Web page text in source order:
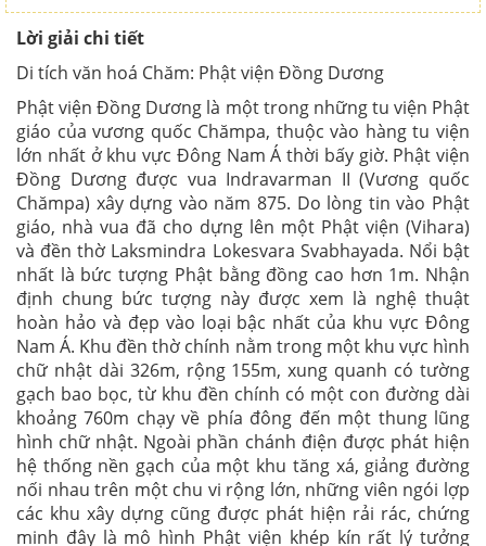
Lời giải chi tiết
Di tích văn hoá Chăm: Phật viện Đồng Dương
Phật viện Đồng Dương là một trong những tu viện Phật
giáo của vương quốc Chămpa, thuộc vào hàng tu viện
lớn nhất ở khu vực Đông Nam Á thời bấy giờ. Phật viện
Đồng Dương được vua Indravarman II (Vương quốc
Chămpa) xây dựng vào năm 875. Do lòng tin vào Phật
giáo, nhà vua đã cho dựng lên một Phật viện (Vihara)
và đền thờ Laksmindra Lokesvara Svabhayada. Nổi bật
nhất là bức tượng Phật bằng đồng cao hơn 1m. Nhận
định chung bức tượng này được xem là nghệ thuật
hoàn hảo và đẹp vào loại bậc nhất của khu vực Đông
Nam Á. Khu đền thờ chính nằm trong một khu vực hình
chữ nhật dài 326m, rộng 155m, xung quanh có tường
gạch bao bọc, từ khu đền chính có một con đường dài
khoảng 760m chạy về phía đông đến một thung lũng
hình chữ nhật. Ngoài phần chánh điện được phát hiện
hệ thống nền gạch của một khu tăng xá, giảng đường
nối nhau trên một chu vi rộng lớn, những viên ngói lợp
các khu xây dựng cũng được phát hiện rải rác, chứng
minh đây là mô hình Phật viện khép kín rất lý tưởng